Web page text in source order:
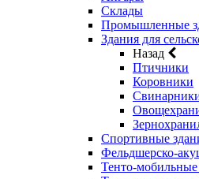
Склады
Промышленные
Здания для
Назад
Птичники
Коровники
Спортивные
Фельдшерско-
Тенто-